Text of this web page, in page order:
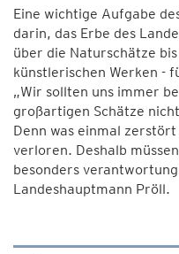
Eine wichtige Aufgabe
darin, das Erbe des
über die Naturschätze
künstlerischen Werken -
„Wir sollten uns immer
großartigen Schätze
Denn was einmal
verloren. Deshalb
besonders
Landeshauptmann Pröll.